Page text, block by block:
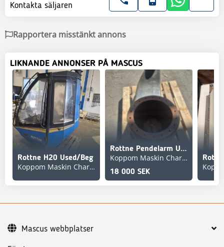
Kontakta säljaren
Rapportera misstänkt annons
LIKNANDE ANNONSER PÅ MASCUS
Rottne H20 Used/Beg
Koppom Maskin Charlottenberg
Rottne Pendelarm Used/Beg
Koppom Maskin Charlottenberg
18 000 SEK
Mascus webbplatser